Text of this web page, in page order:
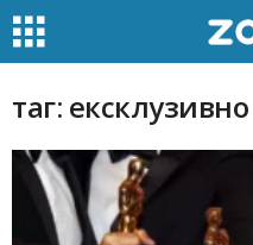
таг: ексклузивно